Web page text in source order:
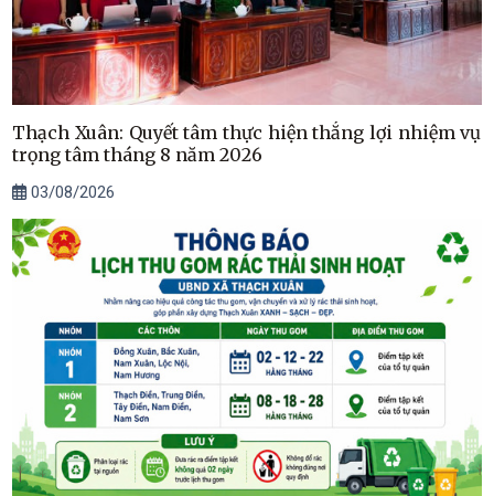
Thạch Xuân: Quyết tâm thực hiện thắng lợi nhiệm vụ
trọng tâm tháng 8 năm 2026
03/08/2026